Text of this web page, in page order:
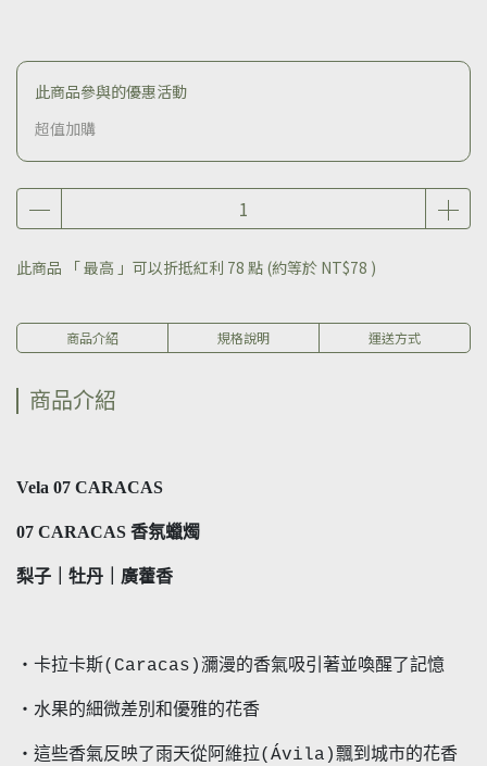
此商品參與的優惠活動
超值加購
此商品 「 最高 」可以折抵紅利 78 點 (約等於 NT$78 )
商品介紹 規格說明 運送方式
商品介紹
Vela 07 CARACAS
07 CARACAS 香氛蠟燭
梨子｜牡丹｜廣藿香
・卡拉卡斯(Caracas)瀰漫的香氣吸引著並喚醒了記憶
・水果的細微差別和優雅的花香
・這些香氣反映了雨天從阿維拉(Ávila)飄到城市的花香